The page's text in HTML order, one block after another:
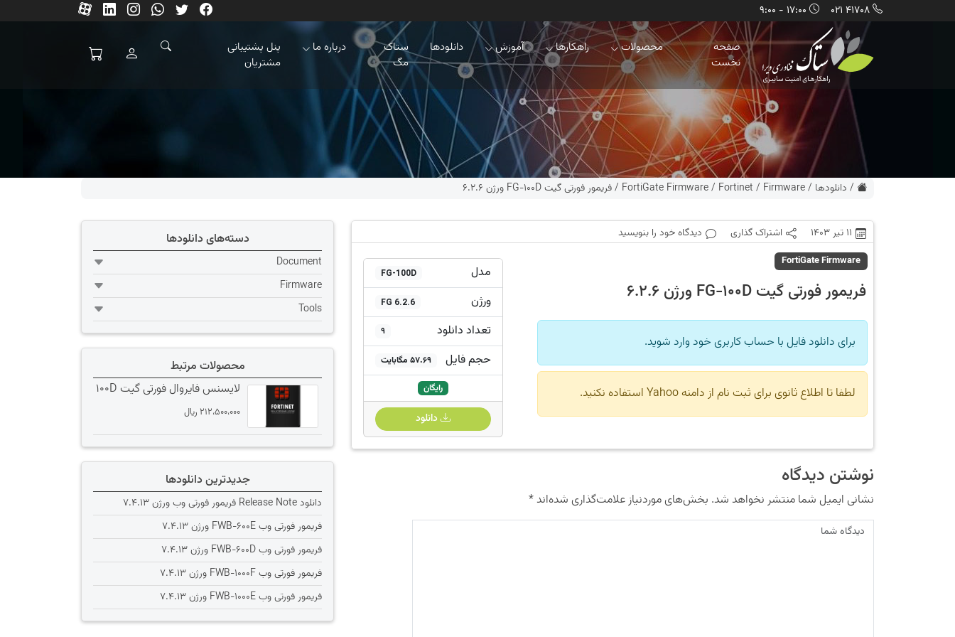
41708 021
صفحه
نخست
محصولات راهکارها آموزش دانلودها
ستاک
مگ
درباره ما
پنل پشتیبانی
مشتریان
/ دانلودها /
Firmware
/
Fortinet
/
FortiGate Firmware
/فریمور فورتی گیت FG-100D ورژن 6.2.6
11 تیر 1403 اشتراک گذاری دیدگاه خود را بنویسید
FortiGate Firmware
فریمور فورتی گیت FG-100D ورژن 6.2.6
برای دانلود فایل با حساب کاربری خود وارد شوید.
لطفا تا اطلاع ثانوی برای ثبت نام از دامنه Yahoo استفاده نکنید.
مدل FG-100D
ورژن FG 6.2.6
تعداد دانلود 9
حجم فایل 57.69 مگابایت
رایگان
دانلود
نوشتن دیدگاه
نشانی ایمیل شما منتشر نخواهد شد. بخش‌های موردنیاز علامت‌گذاری شده‌اند*
دسته‌های دانلودها
Document
Firmware
Tools
محصولات مرتبط
لایسنس فایروال فورتی گیت 100D
212،500،000 ﷼
جدیدترین دانلودها
دانلود Release Note فریمور فورتی وب ورژن 7.4.13
فریمور فورتی وب FWB-600E ورژن 7.4.13
فریمور فورتی وب FWB-600D ورژن 7.4.13
فریمور فورتی وب FWB-1000F ورژن 7.4.13
فریمور فورتی وب FWB-1000E ورژن 7.4.13